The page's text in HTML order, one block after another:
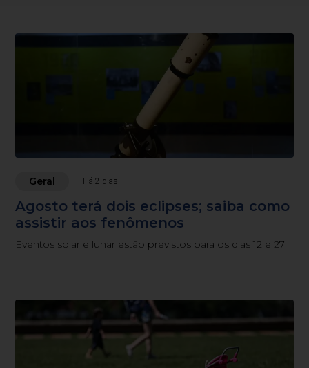
Geral Há 2 dias
Agosto terá dois eclipses; saiba como
assistir aos fenômenos
Eventos solar e lunar estão previstos para os dias 12 e 27